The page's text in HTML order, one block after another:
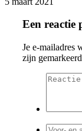
Een reactie
Je e-mailadres
zijn